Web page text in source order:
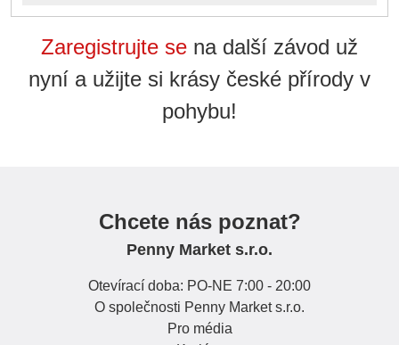
Zaregistrujte se na další závod už
nyní a užijte si krásy české přírody v
pohybu!
Chcete nás poznat?
Penny Market s.r.o.
Otevírací doba: PO-NE 7:00 - 20:00
O společnosti Penny Market s.r.o.
Pro média